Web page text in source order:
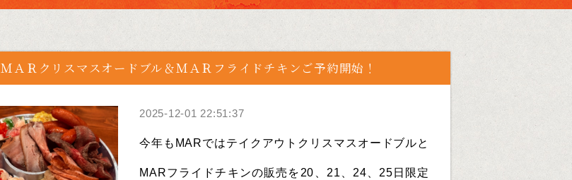
ＭＡＲクリスマスオードブル＆ＭＡＲフライドチキンご予約開始！
2025-12-01 22:51:37
今年もMARではテイクアウトクリスマスオードブルと
MARフライドチキンの販売を20、21、24、25日限定